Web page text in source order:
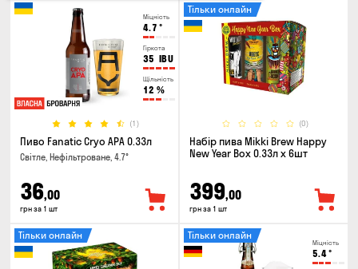
Міцність
4.7 °
Гіркота
35 IBU
Щільність
12 %
(1)
Пиво Fanatic Cryo APA 0.33л
Світле, Нефільтроване, 4.7°
36,00
грн за 1 шт
(0)
Тільки онлайн
Набір пива Mikki Brew Happy
New Year Box 0.33л x 6шт
399,00
грн за 1 шт
Тільки онлайн
Міцність
5.4°
Тільки онлайн